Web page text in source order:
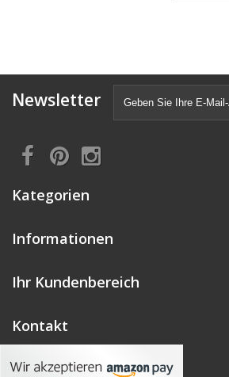
Newsletter
Kategorien
Informationen
Ihr Kundenbereich
Kontakt